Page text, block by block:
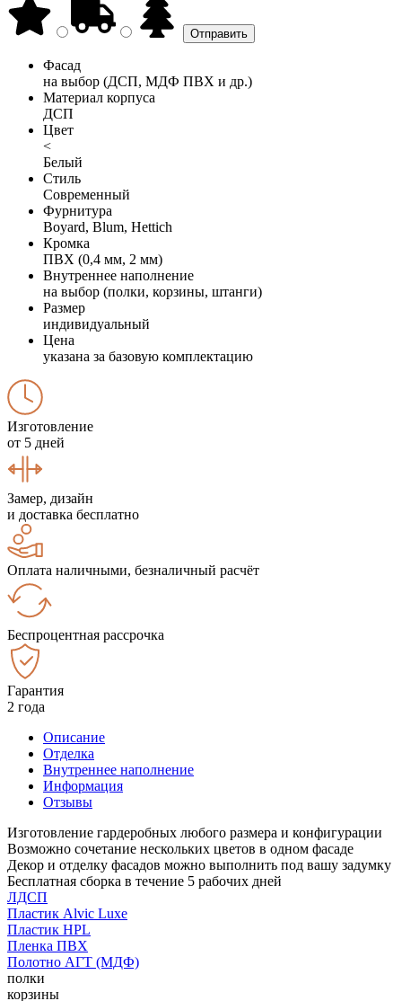
Фасад
на выбор (ДСП, МДФ ПВХ и др.)
Материал корпуса
ДСП
Цвет
<
Белый
Стиль
Современный
Фурнитура
Boyard, Blum, Hettich
Кромка
ПВХ (0,4 мм, 2 мм)
Внутреннее наполнение
на выбор (полки, корзины, штанги)
Размер
индивидуальный
Цена
указана за базовую комплектацию
Изготовление
от 5 дней
Замер, дизайн
и доставка бесплатно
Оплата наличными, безналичный расчёт
Беспроцентная рассрочка
Гарантия
2 года
Описание
Отделка
Внутреннее наполнение
Информация
Отзывы
Изготовление гардеробных любого размера и конфигурации
Возможно сочетание нескольких цветов в одном фасаде
Декор и отделку фасадов можно выполнить под вашу задумку
Бесплатная сборка в течение 5 рабочих дней
ЛДСП
Пластик Alvic Luxe
Пластик HPL
Пленка ПВХ
Полотно АГТ (МДФ)
полки
корзины